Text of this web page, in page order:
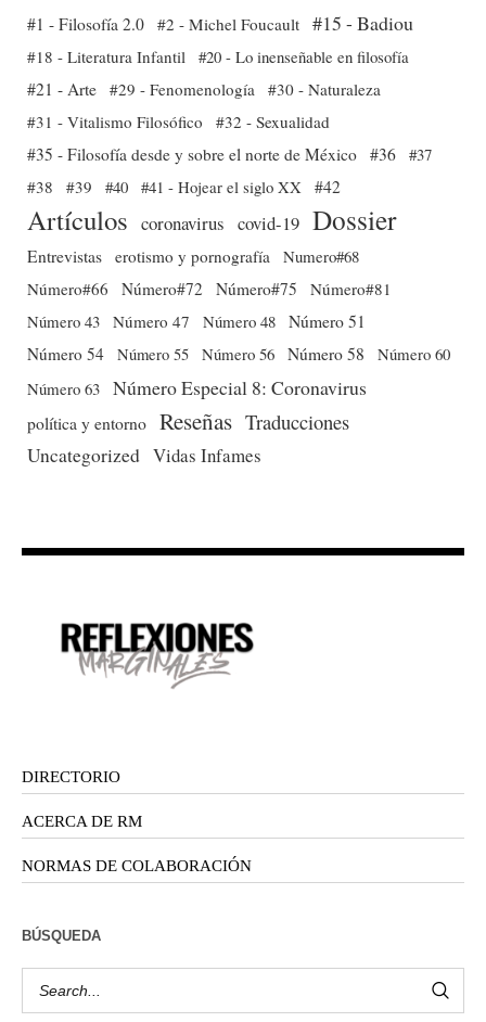
#1 - Filosofía 2.0 #2 - Michel Foucault #15 - Badiou
#18 - Literatura Infantil #20 - Lo inenseñable en filosofía
#21 - Arte #29 - Fenomenología
#30 - Naturaleza
#31 - Vitalismo Filosófico
#32 - Sexualidad
#35 - Filosofía desde y sobre el norte de México #36 #37
#38
#39 #40 #41 - Hojear el siglo XX #42
Artículos coronavirus covid-19 Dossier
Entrevistas erotismo y pornografía
Numero#68
Número#66
Número#72 Número#75
Número#81
Número 43 Número 47 Número 48 Número 51
Número 54 Número 55 Número 56 Número 58
Número 60
Número 63 Número Especial 8: Coronavirus
política y entorno Reseñas Traducciones
Uncategorized Vidas Infames
DIRECTORIO
ACERCA DE RM
NORMAS DE COLABORACIÓN
BÚSQUEDA